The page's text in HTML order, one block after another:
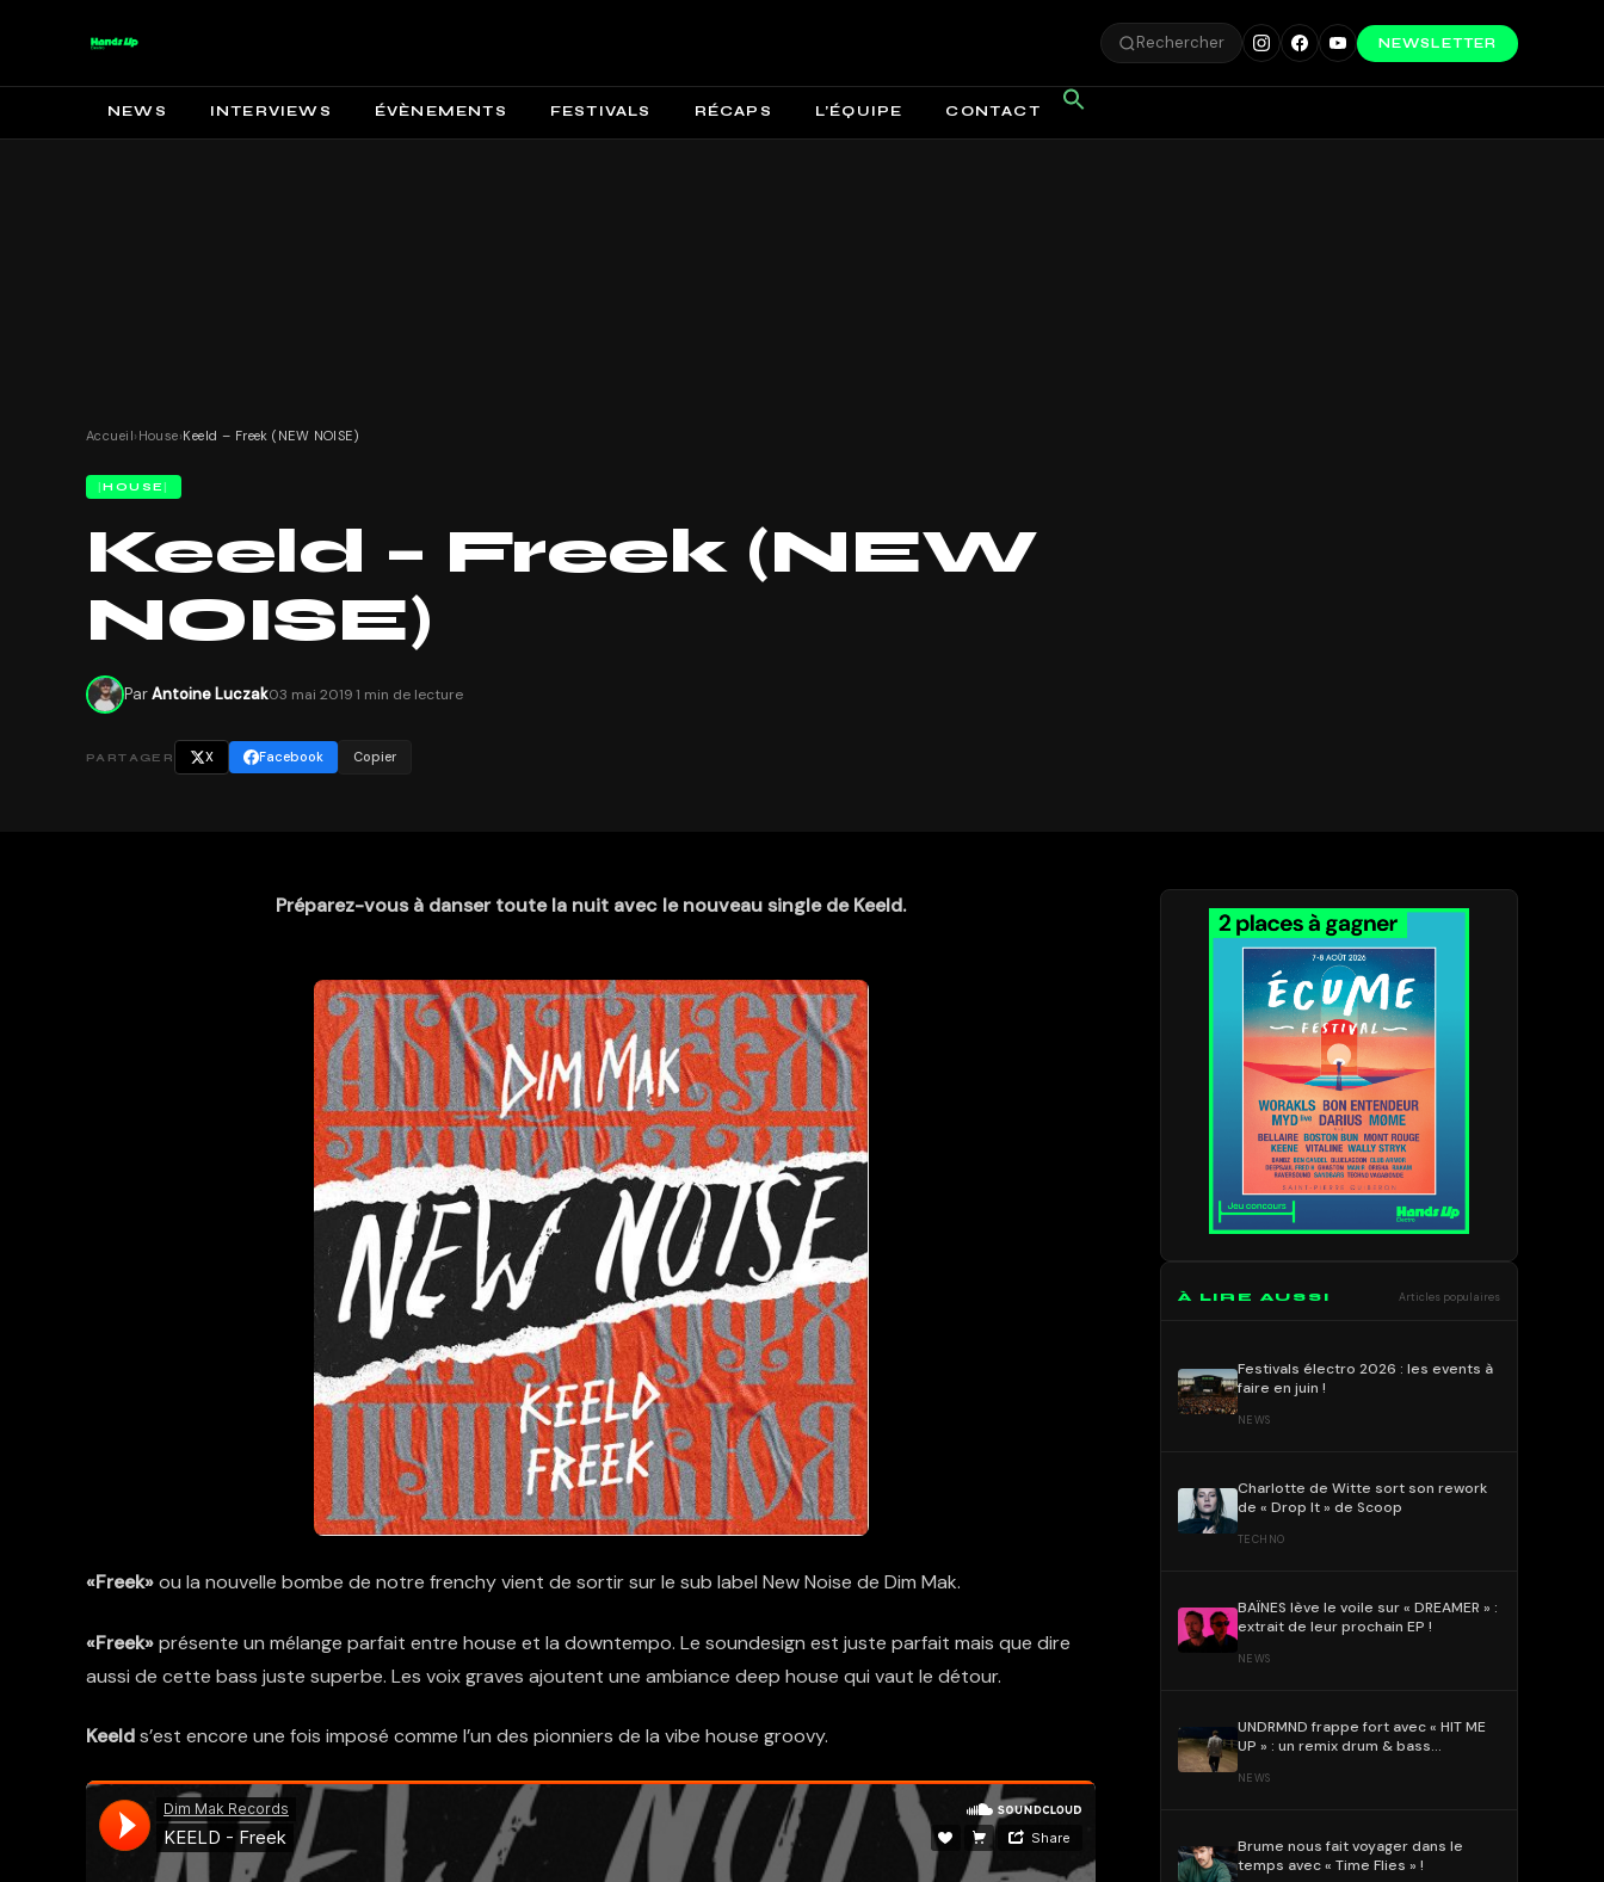
Rechercher NEWSLETTER
NEWS INTERVIEWS ÉVÈNEMENTS FESTIVALS RÉCAPS L’ÉQUIPE CONTACT
Accueil› House›Keeld – Freek (NEW NOISE)
HOUSE
Keeld – Freek (NEW
NOISE)
ParAntoine Luczak03 mai 20191 min de lecture
PARTAGER X Facebook Copier
Préparez-vous à danser toute la nuit avec le nouveau single de Keeld.
«Freek»ou la nouvelle bombe de notre frenchy vient de sortir sur le sub label New Noise de Dim Mak.
«Freek»présente un mélange parfait entre house et la downtempo. Le soundesign est juste parfait mais que dire
aussi de cette bass juste superbe. Les voix graves ajoutent une ambiance deep house qui vaut le détour.
Keelds’est encore une fois imposé comme l’un des pionniers de la vibe house groovy.
À LIRE AUSSI Articles populaires
Festivals électro 2026 : les events à
faire en juin !
NEWS
Charlotte de Witte sort son rework
de « Drop It » de Scoop
TECHNO
BAÏNES lève le voile sur « DREAMER » :
extrait de leur prochain EP !
NEWS
UNDRMND frappe fort avec « HIT ME
UP » : un remix drum & bass
NEWS
Brume nous fait voyager dans le
temps avec « Time Flies » !